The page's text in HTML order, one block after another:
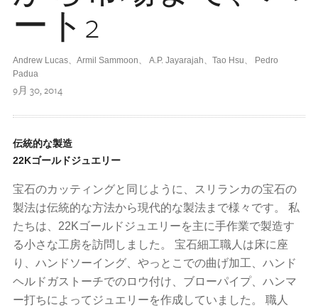
ート2
Andrew Lucas、Armil Sammoon、 A.P. Jayarajah、Tao Hsu、 Pedro
Padua
9月 30, 2014
伝統的な製造
22Kゴールドジュエリー
宝石のカッティングと同じように、スリランカの宝石の
製法は伝統的な方法から現代的な製法まで様々です。 私
たちは、22Kゴールドジュエリーを主に手作業で製造す
る小さな工房を訪問しました。 宝石細工職人は床に座
り、ハンドソーイング、やっとこでの曲げ加工、ハンド
ヘルドガストーチでのロウ付け、ブローパイプ、ハンマ
ー打ちによってジュエリーを作成していました。 職人